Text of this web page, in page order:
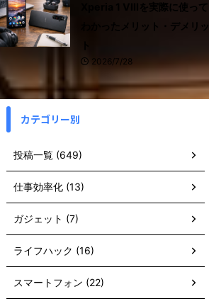
Xperia 1 VIIIを実際に使って
わかったメリット・デメリッ
2026/7/28
カテゴリー別
投稿一覧 (649)
仕事効率化 (13)
ガジェット (7)
ライフハック (16)
スマートフォン (22)